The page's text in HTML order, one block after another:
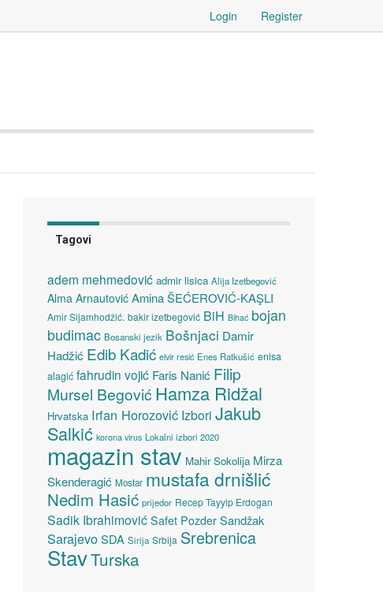
Login Register
Tagovi
adem mehmedović admir lisica Alija Izetbegović
Alma Arnautović Amina ŠEĆEROVIĆ-KAŞLI
Amir Sijamhodžić. bakir izetbegović BiH Bihać bojan
budimac Bosanski jezik Bošnjaci Damir
Hadžić Edib Kadić elvir resić Enes Ratkušić enisa
alagić fahrudin vojić Faris Nanić Filip
Mursel Begović Hamza Ridžal
Hrvatska Irfan Horozović Izbori Jakub
Salkić korona virus Lokalni izbori 2020
magazin stav Mahir Sokolija Mirza
Skenderagić Mostar mustafa drnišlić
Nedim Hasić prijedor Recep Tayyip Erdogan
Sadik Ibrahimović Safet Pozder Sandžak
SarajevoSDA Sirija Srbija Srebrenica
StavTurska